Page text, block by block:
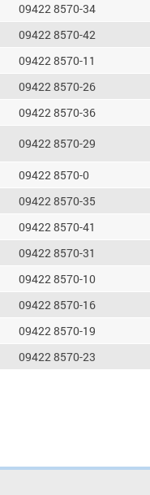
09422 8570-34
09422 8570-42
09422 8570-11
09422 8570-26
09422 8570-36
09422 8570-29
09422 8570-0
09422 8570-35
09422 8570-41
09422 8570-31
09422 8570-10
09422 8570-16
09422 8570-19
09422 8570-23